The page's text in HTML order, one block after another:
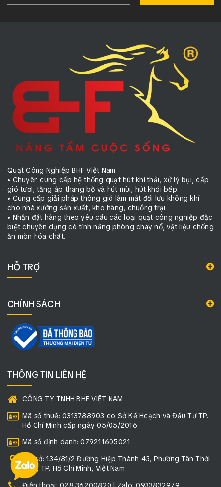
Quạt Công Nghiệp BHF Việt Nam
• Chuyên cung cấp hệ thống quạt hút khí thải, xử lý bụi, cấp
gió tươi, tăng áp thang bộ và hút mùi, hút khói bếp.
• Cung cấp giải pháp thông gió làm mát đối lưu không khí
cho nhà xưởng sản xuất, kho hàng, chuồng trại.
• Nhận đặt hàng theo yêu cầu các loại quạt công nghiệp đặc
biệt chuyên dụng có tính năng phòng cháy nổ, vật liệu chống
ăn mòn hóa chất.
HỖ TRỢ
CHÍNH SÁCH
THÔNG TIN LIÊN HỆ
CÔNG TY TNHH BHF VIỆT NAM
Mã số thuế: 0313788903 do Sở Kế Hoạch và Đầu Tư TP.
Hồ Chí Minh cấp ngày 05/05/2016
Mã số định danh: 079211605021
Trụ sở: 134/81/2 Đường Hiệp Thành 45, Phường Tân Thới
Hiệp, TP. Hồ Chí Minh, Việt Nam
Điện thoại: 028 36200820 | Zalo: 0933832979